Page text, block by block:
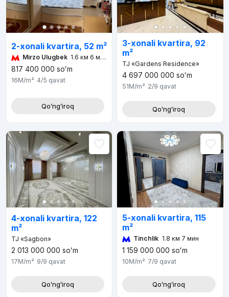
2-xonali kvartira, 52 m²
Mirzo Ulugbek 1.6 км 6 мин
817 400 000 soʻm
16M/m² 4/5 qavat
Qoʻngʻiroq
3-xonali kvartira, 92
m²
TJ «Gardens Residence»
4 697 000 000 soʻm
51M/m² 2/9 qavat
Qoʻngʻiroq
4-xonali kvartira, 122
m²
TJ «Sagbon»
2 013 000 000 soʻm
17M/m² 9/9 qavat
Qoʻngʻiroq
5-xonali kvartira, 115
m²
Tinchlik 1.8 км 7 мин
1 159 000 000 soʻm
10M/m² 7/9 qavat
Qoʻngʻiroq